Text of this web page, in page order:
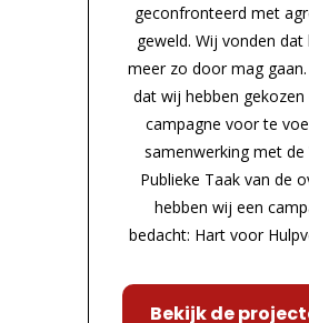
geconfronteerd met
geweld. Wij vonden dat
meer zo door mag
dat wij hebben
campagne voor te
samenwerking met de
Publieke Taak van de
hebben wij een
bedacht: Hart voor
Bekijk de